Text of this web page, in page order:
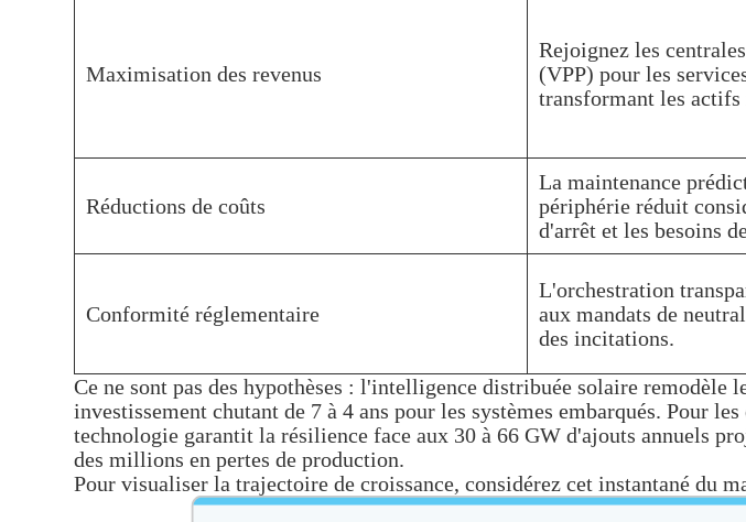
Maximisation des revenus
Rejoignez les
(VPP) pour les
transformant les
Réductions de coûts
La maintenance
périphérie réduit
d'arrêt et les besoins
Conformité réglementaire
L'orchestration
aux mandats de
des incitations.
Ce ne sont pas des hypothèses : l'intelligence distribuée solaire remodèle
investissement chutant de 7 à 4 ans pour les systèmes embarqués. Pour
technologie garantit la résilience face aux 30 à 66 GW d'ajouts annuels
des millions en pertes de production.
Pour visualiser la trajectoire de croissance, considérez cet instantané du